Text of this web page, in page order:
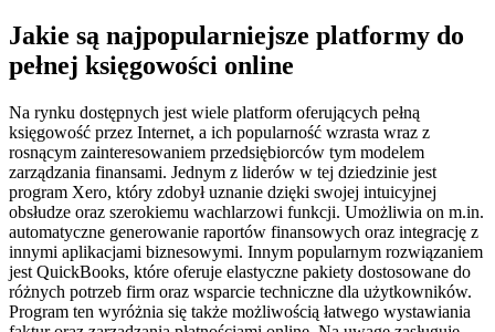
Jakie są najpopularniejsze platformy do
pełnej księgowości online
Na rynku dostępnych jest wiele platform oferujących pełną
księgowość przez Internet, a ich popularność wzrasta wraz z
rosnącym zainteresowaniem przedsiębiorców tym modelem
zarządzania finansami. Jednym z liderów w tej dziedzinie jest
program Xero, który zdobył uznanie dzięki swojej intuicyjnej
obsłudze oraz szerokiemu wachlarzowi funkcji. Umożliwia on m.in.
automatyczne generowanie raportów finansowych oraz integrację z
innymi aplikacjami biznesowymi. Innym popularnym rozwiązaniem
jest QuickBooks, które oferuje elastyczne pakiety dostosowane do
różnych potrzeb firm oraz wsparcie techniczne dla użytkowników.
Program ten wyróżnia się także możliwością łatwego wystawiania